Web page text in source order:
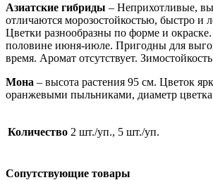
Азиатские гибриды – Неприхотливые,
отличаются морозостойкостью, быстро и
Цветки разнообразны по форме и
половине июня-июле. Пригодны для
время. Аромат отсутствует.
Мона – высота растения 95 см. Цветок
оранжевыми пыльниками, диаметр
Количество 2 шт./уп., 5 шт./уп.
Сопутствующие товары